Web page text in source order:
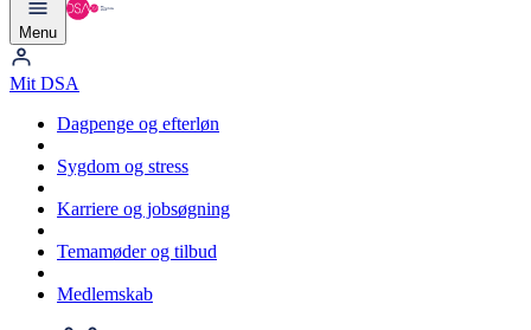
Menu
Mit DSA
Dagpenge og efterløn
Sygdom og stress
Karriere og jobsøgning
Temamøder og tilbud
Medlemskab